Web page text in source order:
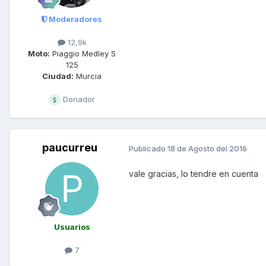
Moderadores
12,9k
Moto: Piaggio Medley S
125
Ciudad: Murcia
Donador
paucurreu
Usuarios
7
Publicado 18 de Agosto del 2016
vale gracias, lo tendre en cuenta